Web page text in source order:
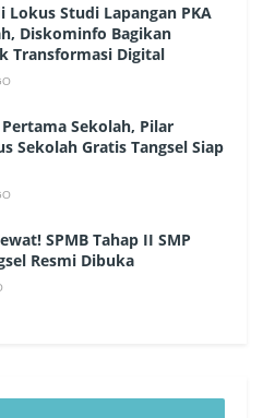
Lokus Studi Lapangan PKA
Diskominfo Bagikan
Transformasi Digital
Sekolah, Pilar
Sekolah Gratis Tangsel Siap
SPMB Tahap II SMP
Resmi Dibuka